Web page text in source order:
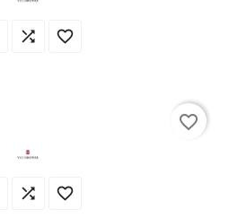
 
 
favorite_border